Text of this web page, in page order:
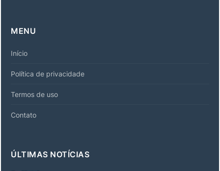
MENU
Início
Política de privacidade
Termos de uso
Contato
ÚLTIMAS NOTÍCIAS